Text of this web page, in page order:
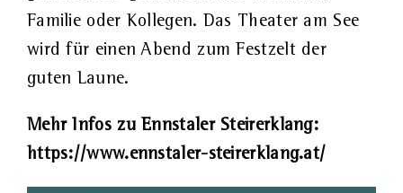
Familie oder Kollegen. Das Theater am See
wird für einen Abend zum Festzelt der
guten Laune.
Mehr Infos zu Ennstaler Steirerklang:
https://www.ennstaler-steirerklang.at/